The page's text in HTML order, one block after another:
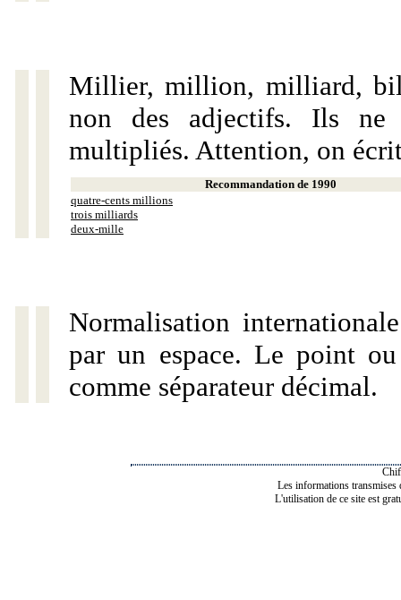
Millier, million, milliard,
non des adjectifs. Ils ne
multipliés. Attention, on
Recommandation de 1990
quatre-cents millions
trois milliards
deux-mille
Normalisation
par un espace. Le point
comme séparateur décimal.
Les informations transmises
L'utilisation de ce site est